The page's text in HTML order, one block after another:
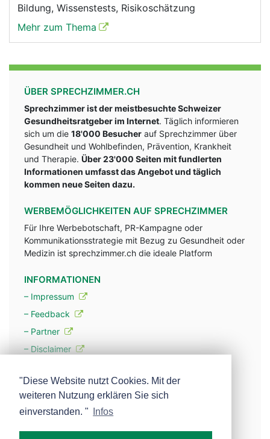
Bildung, Wissenstests, Risikoschätzung
Mehr zum Thema
ÜBER SPRECHZIMMER.CH
Sprechzimmer ist der meistbesuchte Schweizer
Gesundheitsratgeber im Internet. Täglich informieren
sich um die 18'000 Besucher auf Sprechzimmer über
Gesundheit und Wohlbefinden, Prävention, Krankheit
und Therapie. Über 23'000 Seiten mit fundlerten
Informationen umfasst das Angebot und täglich
kommen neue Seiten dazu.
WERBEMÖGLICHKEITEN AUF SPRECHZIMMER
Für Ihre Werbebotschaft, PR-Kampagne oder
Kommunikationsstrategie mit Bezug zu Gesundheit oder
Medizin ist sprechzimmer.ch die ideale Platform
INFORMATIONEN
– Impressum
– Feedback
– Partner
– Disclaimer
– Werbung
– Mehr über unsere Experten
"Diese Website nutzt Cookies. Mit der
weiteren Nutzung erklären Sie sich
einverstanden. "
Infos